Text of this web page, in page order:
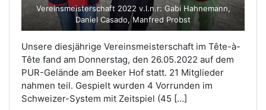
Vereinsmeisterschaft 2022 v.l.n.r: Gabi Hahnemann,
Daniel Casado, Manfred Probst
Unsere diesjährige Vereinsmeisterschaft im Tête-à-
Tête fand am Donnerstag, den 26.05.2022 auf dem
PUR-Gelände am Beeker Hof statt. 21 Mitglieder
nahmen teil. Gespielt wurden 4 Vorrunden im
Schweizer-System mit Zeitspiel (45 […]